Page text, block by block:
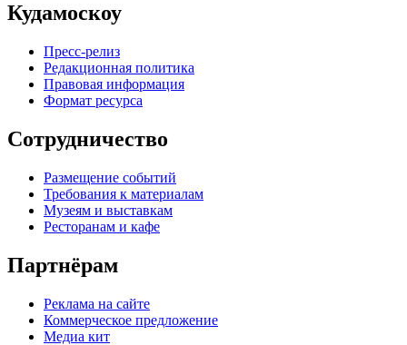
Кудамоскоу
Пресс-релиз
Редакционная политика
Правовая информация
Формат ресурса
Сотрудничество
Размещение событий
Требования к материалам
Музеям и выставкам
Ресторанам и кафе
Партнёрам
Реклама на сайте
Коммерческое предложение
Медиа кит